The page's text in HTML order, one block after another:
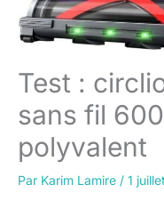
Test :
sans fil
polyvalent
Par Karim Lamire / 1